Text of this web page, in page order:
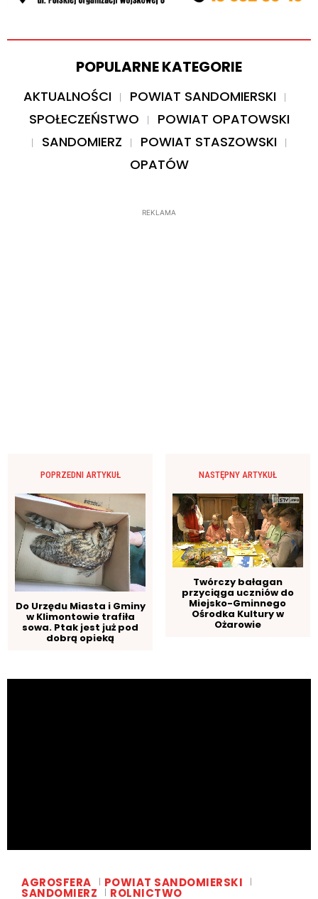
POPULARNE KATEGORIE
AKTUALNOŚCI
POWIAT SANDOMIERSKI
SPOŁECZEŃSTWO
POWIAT OPATOWSKI
SANDOMIERZ
POWIAT STASZOWSKI
OPATÓW
REKLAMA
POPRZEDNI ARTYKUŁ
Do Urzędu Miasta i Gminy
w Klimontowie trafiła
sowa. Ptak jest już pod
dobrą opieką
NASTĘPNY ARTYKUŁ
Twórczy bałagan
przyciąga uczniów do
Miejsko-Gminnego
Ośrodka Kultury w
Ożarowie